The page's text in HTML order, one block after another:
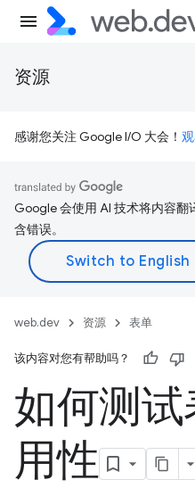
资源
感谢您关注 Google I/O 大会！
Google 会使用 AI 技术将内容翻
含错误。
web.dev 资源 表单
该内容对您有帮助吗？
如何测
用性